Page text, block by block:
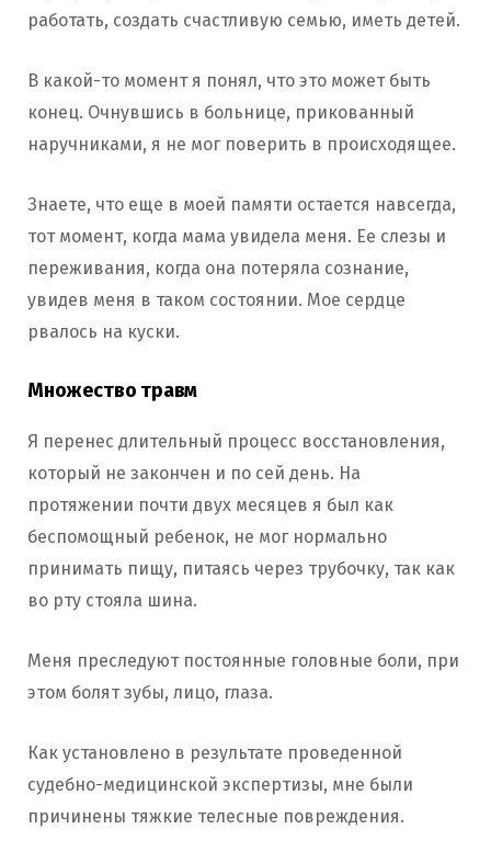
работать, создать счастливую семью, иметь детей.
В какой-то момент я понял, что это может быть
конец. Очнувшись в больнице, прикованный
наручниками, я не мог поверить в происходящее.
Знаете, что еще в моей памяти остается навсегда,
тот момент, когда мама увидела меня. Ее слезы и
переживания, когда она потеряла сознание,
увидев меня в таком состоянии. Мое сердце
рвалось на куски.
Множество травм
Я перенес длительный процесс восстановления,
который не закончен и по сей день. На
протяжении почти двух месяцев я был как
беспомощный ребенок, не мог нормально
принимать пищу, питаясь через трубочку, так как
во рту стояла шина.
Меня преследуют постоянные головные боли, при
этом болят зубы, лицо, глаза.
Как установлено в результате проведенной
судебно-медицинской экспертизы, мне были
причинены тяжкие телесные повреждения.